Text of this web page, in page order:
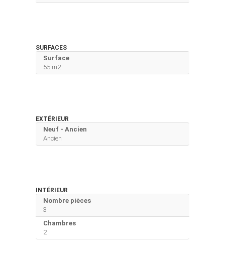
SURFACES
Surface
55 m2
EXTÉRIEUR
Neuf - Ancien
Ancien
INTÉRIEUR
Nombre pièces
3
Chambres
2